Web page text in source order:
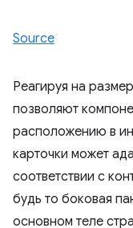
Source
Реагируя на
позволяют
расположению в
карточки может
соответствии с
будь то боковая
основном теле